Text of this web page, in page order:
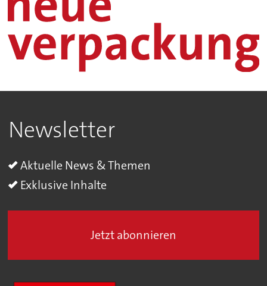
Newsletter
Aktuelle News & Themen
Exklusive Inhalte
Jetzt abonnieren